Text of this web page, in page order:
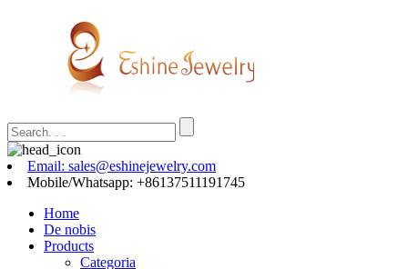
Email: sales@eshinejewelry.com
Mobile/Whatsapp: +86137511191745
Home
De nobis
Products
Categoria